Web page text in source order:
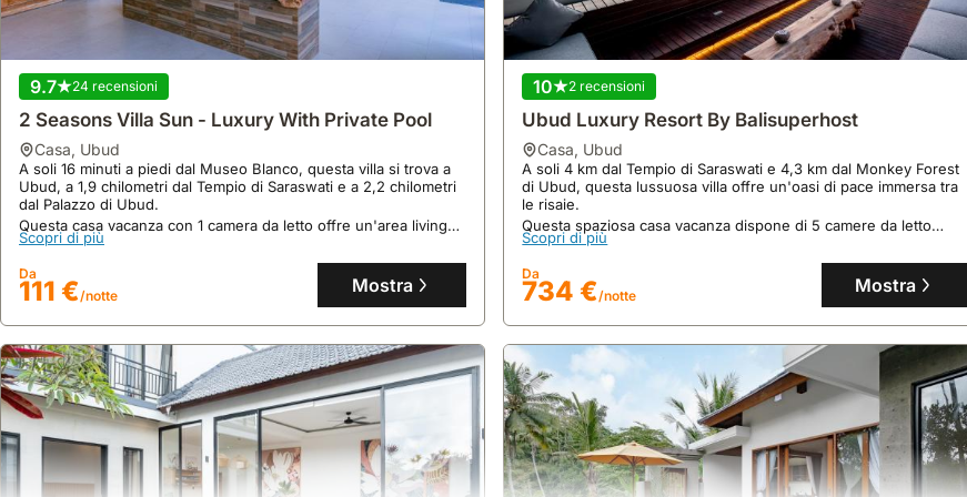
9.5 76 recensioni
Incredible Wooden House With Peaceful Jungle
View
esplorare la zona.
Una villa esclusiva con piscina a sfioro privata, perfetta per due
persone, vanta un design artistico e spazi esterni rilassanti.
Scopri di più
Da
35 €/notte Mostra
9.8 166 recensioni
casa ,Ubud
Kecamatan Ubud, Bali.
Questa casa vacanza, con una superficie di 120 mq, dispone di 1
camera da letto, 1 bagno, una piscina privata e una cucina
attrezzata, perfetta per ospitare fino a 2 persone.
Scopri di più
Da
52 €/notte Mostra
9.7 24 recensioni
2 Seasons Villa Sun - Luxury With Private Pool
casa, Ubud
A soli 16 minuti a piedi dal Museo Blanco, questa villa si trova a
Ubud, a 1,9 chilometri dal Tempio di Saraswati e a 2,2 chilometri
dal Palazzo di Ubud.
Questa casa vacanza con 1 camera da letto offre un'area living
spaziosa, una cucina attrezzata con frigorifero, aria condizionata,
piscina privata e un giardino lussureggiante, ideale per ospitare
fino a 2 persone.
Scopri di più
Da
111 €/notte Mostra
10 2 recensioni
Ubud Luxury Resort By Balisuperhost
casa, Ubud
A soli 4 km dal Tempio di Saraswati e 4,3 km dal Monkey Forest
di Ubud, questa lussuosa villa offre un'oasi di pace immersa tra
le risaie.
Questa spaziosa casa vacanza dispone di 5 camere da letto
climatizzate, una piscina privata, una vasca idromassaggio e una
cucina completamente attrezzata, ideale per famiglie.
Scopri di più
Da
734 €/notte Mostra